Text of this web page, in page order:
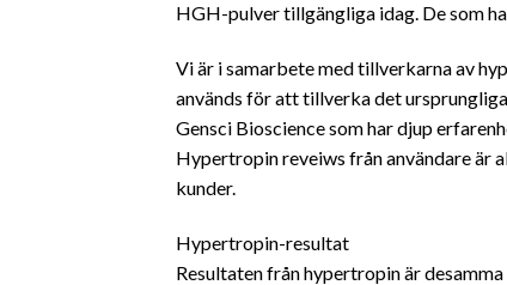
HGH-pulver tillgängliga idag. De som
Vi är i samarbete med tillverkarna av
används för att tillverka det
Gensci Bioscience som har djup
Hypertropin reveiws från användare är
kunder.
Hypertropin-resultat
Resultaten från hypertropin är